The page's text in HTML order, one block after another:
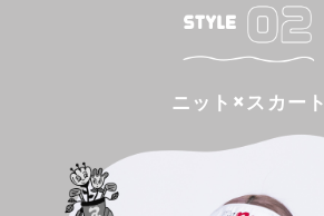
ニット×スカート